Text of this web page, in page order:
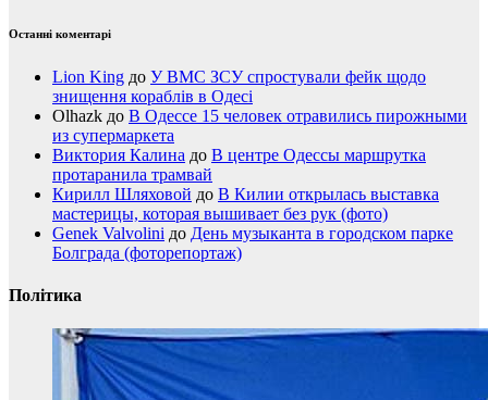
Останні коментарі
Lion King до У ВМС ЗСУ спростували фейк щодо
знищення кораблів в Одесі
Olhazk до В Одессе 15 человек отравились пирожными
из супермаркета
Виктория Калина до В центре Одессы маршрутка
протаранила трамвай
Кирилл Шляховой до В Килии открылась выставка
мастерицы, которая вышивает без рук (фото)
Genek Valvolini до День музыканта в городском парке
Болграда (фоторепортаж)
Політика